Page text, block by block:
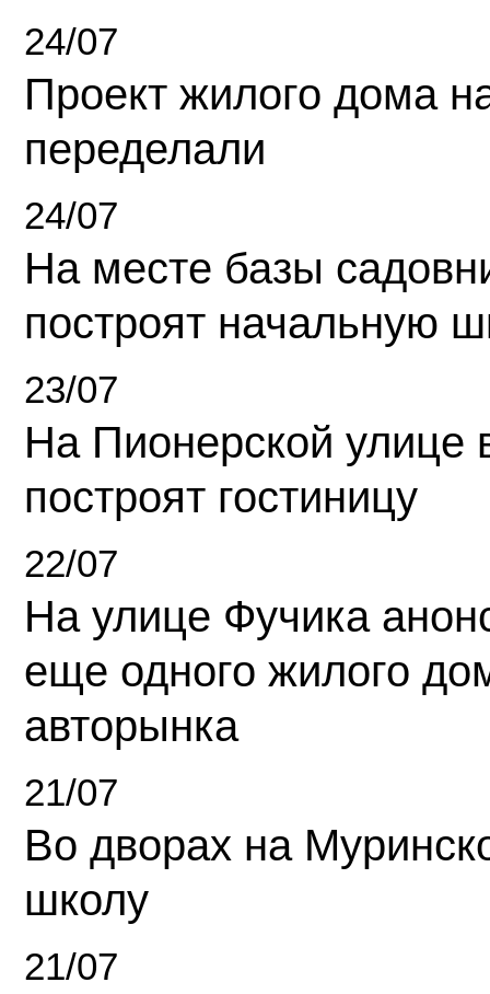
24/07
Проект жилого дома
переделали
24/07
На месте базы
построят начальную
23/07
На Пионерской улице
построят гостиницу
22/07
На улице Фучика
еще одного жилого
авторынка
21/07
Во дворах на
школу
21/07